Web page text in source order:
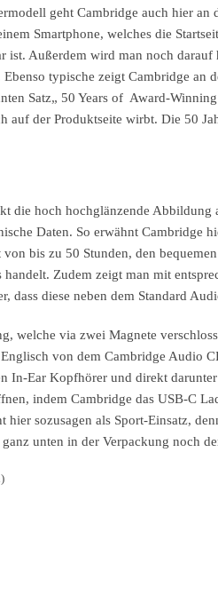
geht Cambridge auch hier
Smartphone, welches die
ist. Außerdem wird man noch
typische zeigt Cambridge
Satz„ 50 Years of Award-
auf der Produktseite wirbt. Die 50
die hoch hochglänzende
Daten. So erwähnt Cambridge
bis zu 50 Stunden, den
Zudem zeigt man mit
dass diese neben dem Standard
welche via zwei Magnete
von dem Cambridge Audio
In-Ear Kopfhörer und direkt
indem Cambridge das USB-C
hier sozusagen als Sport-Einsatz,
unten in der Verpackung noch